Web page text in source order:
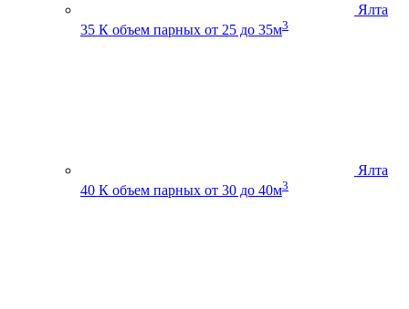
Ялта
35 К объем парных от 25 до 35м3
Ялта
40 К объем парных от 30 до 40м3